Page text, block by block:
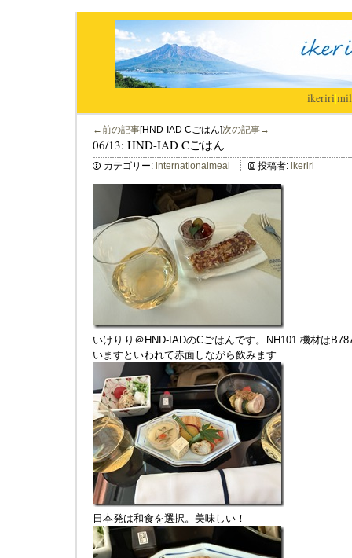
ikeriri|
←前の記事[HND-IAD Cごはん]次の記事→
06/13: HND-IAD Cごはん
カテゴリー: internationalmeal 投稿者: ikeriri
いけりり＠HND-IADのCごはんです。NH101 機材は
いますといわれて赤面しながら飲みます
日本発は和食を選択。美味しい！